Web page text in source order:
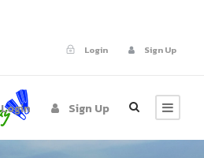
Login
Sign Up
Login Sign Up